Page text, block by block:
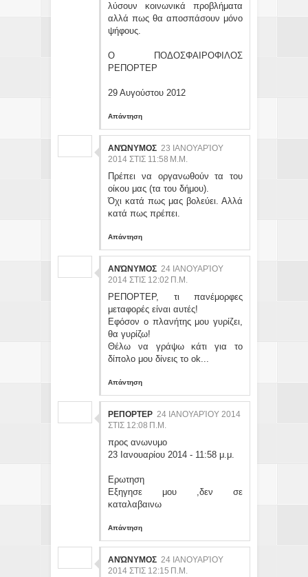
λύσουν κοινωνικά προβλήματα
αλλά πως θα αποσπάσουν μόνο
ψήφους.
Ο ΠΟΔΟΣΦΑΙΡΟΦΙΛΟΣ
ΡΕΠΟΡΤΕΡ
29 Αυγούστου 2012
Απάντηση
ΑΝΏΝΥΜΟΣ 23 ΙΑΝΟΥΑΡΊΟΥ
2014 ΣΤΙΣ 11:58 Μ.Μ.
Πρέπει να οργανωθούν τα του
οίκου μας (τα του δήμου).
Όχι κατά πως μας βολεύει. Αλλά
κατά πως πρέπει.
Απάντηση
ΑΝΏΝΥΜΟΣ 24 ΙΑΝΟΥΑΡΊΟΥ
2014 ΣΤΙΣ 12:02 Π.Μ.
ΡΕΠΟΡΤΕΡ, τι πανέμορφες
μεταφορές είναι αυτές!
Εφόσον ο πλανήτης μου γυρίζει,
θα γυρίζω!
Θέλω να γράψω κάτι για το
δίπολο μου δίνεις το οk...
Απάντηση
ΡΕΠΟΡΤΕΡ 24 ΙΑΝΟΥΑΡΊΟΥ 2014
ΣΤΙΣ 12:08 Π.Μ.
προς ανωνυμο
23 Ιανουαρίου 2014 - 11:58 μ.μ.
Ερωτηση
Εξηγησε μου ,δεν σε
καταλαβαινω
Απάντηση
ΑΝΏΝΥΜΟΣ 24 ΙΑΝΟΥΑΡΊΟΥ
2014 ΣΤΙΣ 12:15 Π.Μ.